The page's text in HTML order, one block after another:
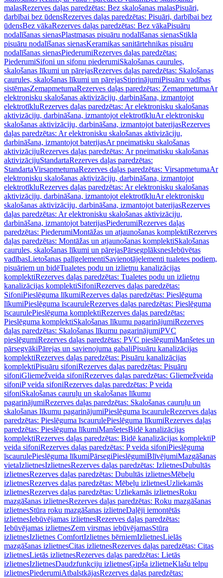
malasRezerves daļas paredzētas: Bez skalošanas malasPisuāri,
darbībai bez ūdensRezerves daļas paredzētas: Pisuāri, darbībai bez
ūdensBez vākaRezerves daļas paredzētas: Bez vākaPisuāru
nodalīšanas sienasPlastmasas pisuāru nodalīšanas sienasStikla
pisuāru nodalīšanas sienasKeramikas sanitārtehnikas pisuāru
nodalīšanas sienasPiederumiRezerves daļas paredzētas:
PiederumiSifoni un sifonu piederumiSkalošanas caurules,
skalošanas līkumi un pārejasRezerves daļas paredzētas: Skalošanas
caurules, skalošanas līkumi un pārejasStiprinājumiPisuāru vadības
sistēmasZemapmetumaRezerves daļas paredzētas: ZemapmetumaAr
elektronisku skalošanas aktivizāciju, darbināšana, izmantojot
elektrotīkluRezerves daļas paredzētas: Ar elektronisku skalošanas
aktivizāciju, darbināšana, izmantojot elektrotīkluAr elektronisku
skalošanas aktivizāciju, darbināšana, izmantojot baterijasRezerves
daļas paredzētas: Ar elektronisku skalošanas aktivizāciju,
darbināšana, izmantojot baterijasAr pneimatisku skalošanas
aktivizācijuRezerves daļas paredzētas: Ar pneimatisku skalošanas
aktivizācijuStandartaRezerves daļas paredzētas:
StandartaVirsapmetumaRezerves daļas paredzētas: VirsapmetumaAr
elektronisku skalošanas aktivizāciju, darbināšana, izmantojot
elektrotīkluRezerves daļas paredzētas: Ar elektronisku skalošanas
aktivizāciju, darbināšana, izmantojot elektrotīkluAr elektronisku
skalošanas aktivizāciju, darbināšana, izmantojot baterijasRezerves
daļas paredzētas: Ar elektronisku skalošanas aktivizāciju,
darbināšana, izmantojot baterijasPiederumiRezerves daļas
paredzētas: PiederumiMontāžas un atjaunošanas komplektiRezerves
daļas paredzētas: Montāžas un atjaunošanas komplektiSkalošanas
caurules, skalošanas līkumi un pārejasPārsegplāksnesIebūvētas
vadībasLietošanas palīgelementiSavienotājelementi tualetes podiem,
pisuāriem un bidēTualetes podu un izlietņu kanalizācijas
komplektiRezerves daļas paredzētas: Tualetes podu un izlietņu
kanalizācijas komplektiSifoniRezerves daļas paredzētas:
SifoniPieslēguma līkumiRezerves daļas paredzētas: Pieslēguma
līkumiPieslēguma īscauruleRezerves daļas paredzētas: Pieslēguma
īscaurulePieslēguma komplektiRezerves daļas paredzētas:
Pieslēguma komplektiSkalošanas līkumu pagarinājumiRezerves
daļas paredzētas: Skalošanas līkumu pagarinājumiPVC
pieslēgumiRezerves daļas paredzētas: PVC pieslēgumiManšetes un
pārsegvākiPārejas un savienojuma gabaliPisuāru kanalizācijas
komplektiRezerves daļas paredzētas: Pisuāru kanalizācijas
komplektiPisuāru sifoniRezerves daļas paredzētas: Pisuāru
sifoniGliemežveida sifoniRezerves daļas paredzētas: Gliemežveida
sifoniP veida sifoniRezerves daļas paredzētas: P veida
sifoniSkalošanas cauruļu un skalošanas līkumu
pagarinājumiRezerves daļas paredzētas: Skalošanas cauruļu un
skalošanas līkumu pagarinājumiPieslēguma īscauruleRezerves daļas
paredzētas: Pieslēguma īscaurulePieslēguma līkumiRezerves daļas
paredzētas: Pieslēguma līkumiManšetesBidē kanalizācijas
komplektiRezerves daļas paredzētas: Bidē kanalizācijas komplektiP
veida sifoniRezerves daļas paredzētas: P veida sifoniPieslēguma
īscaurulePieslēguma līkumiPārsegiPieslēgumiBlīvējumiMazgāšanas
vietaIzlietnesIzlietnesRezerves daļas paredzētas: IzlietnesDubultās
izlietnesRezerves daļas paredzētas: Dubultās izlietnesMēbeļu
izlietnesRezerves daļas paredzētas: Mēbeļu izlietnesUzliekamās
izlietnesRezerves daļas paredzētas: Uzliekamās izlietnesRoku
mazgāšanas izlietnesRezerves daļas paredzētas: Roku mazgāšanas
izlietnesStūra roku mazgāšanas izlietneDaļēji iemontētās
izlietnesIebūvējamas izlietnesRezerves daļas paredzētas:
Iebūvējamas izlietnesZem virsmas iebūvējamasStūra
izlietnesIzlietnes ComfortIzlietnes bērniemIzlietnesLielās
mazgāšanas izlietnesCitas izlietnesRezerves daļas paredzētas: Citas
izlietnesLietās izlietnesRezerves daļas paredzētas: Lietās
izlietnesIzlietnesDaudzfunkciju izlietnesĢipša izlietneKlašu telpu
izlietnesPiederumiAtbalstkājasRezerves daļas paredzētas: